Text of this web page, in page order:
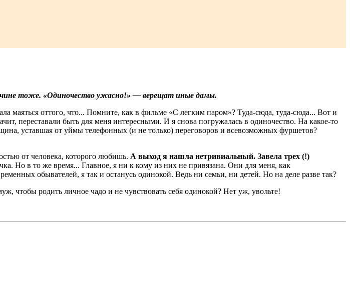
тоже. «Одиночество ужасно!» — верещат иные дамы.
маяться оттого, что... Помните, как в фильме «С легким паром»? Туда-сюда, туда-сюда... Вот и
переставали быть для меня интересными. И я снова погружалась в одиночество. На какое-то
уставшая от уймы телефонных (и не только) переговоров и всевозможных фуршетов?
от человека, которого любишь. А выход я нашла нетривиальный. Завела трех (!)
Но в то же время... Главное, я ни к кому из них не привязана. Они для меня, как
обывателей, я так и останусь одинокой. Ведь ни семьи, ни детей. Но на деле разве так?
чтобы родить личное чадо и не чувствовать себя одинокой? Нет уж, увольте!